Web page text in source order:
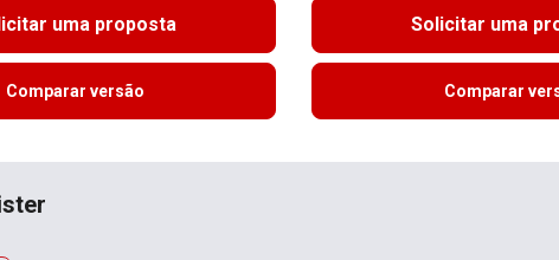
uma proposta
Comparar versão
Solicitar uma
Comparar